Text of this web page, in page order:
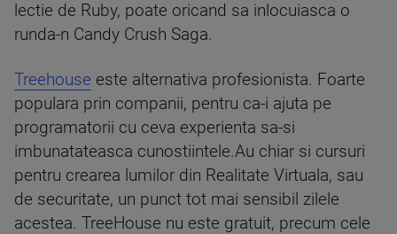
lectie de Ruby, poate oricand sa inlocuiasca o
runda-n Candy Crush Saga.
Treehouse este alternativa profesionista. Foarte
populara prin companii, pentru ca-i ajuta pe
programatorii cu ceva experienta sa-si
imbunatateasca cunostiintele.Au chiar si cursuri
pentru crearea lumilor din Realitate Virtuala, sau
de securitate, un punct tot mai sensibil zilele
acestea. TreeHouse nu este gratuit, precum cele